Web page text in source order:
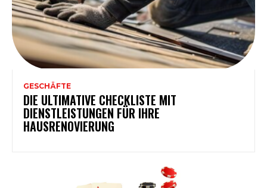
GESCHÄFTE
DIE ULTIMATIVE CHECKLISTE MIT
DIENSTLEISTUNGEN FÜR IHRE
HAUSRENOVIERUNG